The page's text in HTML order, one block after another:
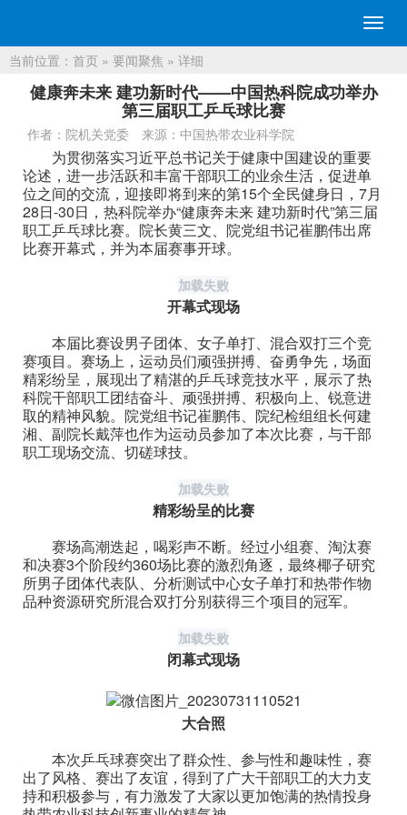
切
换
当前位置： 首页 » 要闻聚焦 » 详细
健康奔未来 建功新时代——中国热科院成功举办
第三届职工乒乓球比赛
作者：院机关党委 来源：中国热带农业科学院
为贯彻落实习近平总书记关于健康中国建设的重要
论述，进一步活跃和丰富干部职工的业余生活，促进单
位之间的交流，迎接即将到来的第15个全民健身日，7月
28日-30日，热科院举办“健康奔未来 建功新时代”第三届
职工乒乓球比赛。院长黄三文、院党组书记崔鹏伟出席
比赛开幕式，并为本届赛事开球。
加载失败
开幕式现场
本届比赛设男子团体、女子单打、混合双打三个竞
赛项目。赛场上，运动员们顽强拼搏、奋勇争先，场面
精彩纷呈，展现出了精湛的乒乓球竞技水平，展示了热
科院干部职工团结奋斗、顽强拼搏、积极向上、锐意进
取的精神风貌。院党组书记崔鹏伟、院纪检组组长何建
湘、副院长戴萍也作为运动员参加了本次比赛，与干部
职工现场交流、切磋球技。
加载失败
精彩纷呈的比赛
赛场高潮迭起，喝彩声不断。经过小组赛、淘汰赛
和决赛3个阶段约360场比赛的激烈角逐，最终椰子研究
所男子团体代表队、分析测试中心女子单打和热带作物
品种资源研究所混合双打分别获得三个项目的冠军。
加载失败
闭幕式现场
大合照
本次乒乓球赛突出了群众性、参与性和趣味性，赛
出了风格、赛出了友谊，得到了广大干部职工的大力支
持和积极参与，有力激发了大家以更加饱满的热情投身